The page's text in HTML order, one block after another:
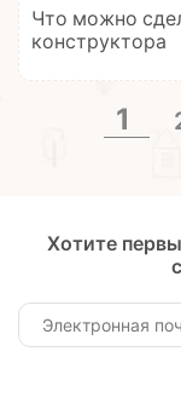
Что можно
конструктора
1
Хотите